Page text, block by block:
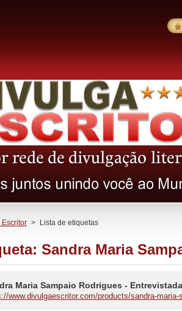
Escritor > Lista de etiquetas
Sandra Maria
Maria Sampaio Rodrigues - Entrevistada
www.divulgaescritor.com/products/sandra-